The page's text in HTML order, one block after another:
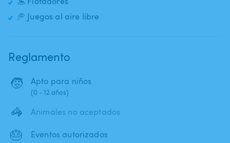
🥏 Juegos al aire libre
Reglamento
🧒 Apto para niños
(0 - 12 años)
🦓 Animales no aceptados
🎂 Eventos autorizados